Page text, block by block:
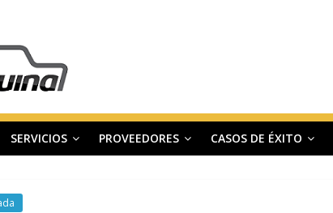
SERVICIOS PROVEEDORES CASOS DE ÉXITO